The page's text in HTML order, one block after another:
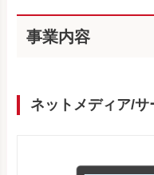
事業内容
ネットメディア/